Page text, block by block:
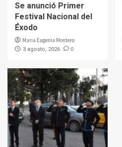
Se anunció Primer
Festival Nacional del
Éxodo
Maria Eugenia Montero
3 agosto, 2026 0